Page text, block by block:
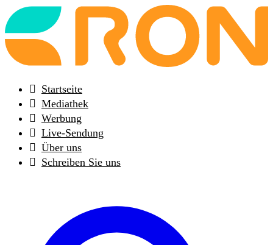
Back
to
frontpage
Startseite
Mediathek
Werbung
Live-Sendung
Über uns
Schreiben Sie uns